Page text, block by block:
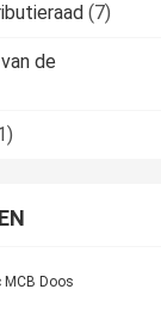
(7)
de
Doos